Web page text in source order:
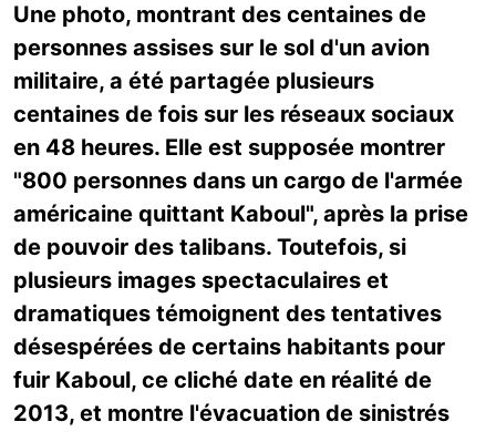
Une photo, montrant des centaines de
personnes assises sur le sol d'un avion
militaire, a été partagée plusieurs
centaines de fois sur les réseaux sociaux
en 48 heures. Elle est supposée montrer
"800 personnes dans un cargo de l'armée
américaine quittant Kaboul", après la prise
de pouvoir des talibans. Toutefois, si
plusieurs images spectaculaires et
dramatiques témoignent des tentatives
désespérées de certains habitants pour
fuir Kaboul, ce cliché date en réalité de
2013, et montre l'évacuation de sinistrés